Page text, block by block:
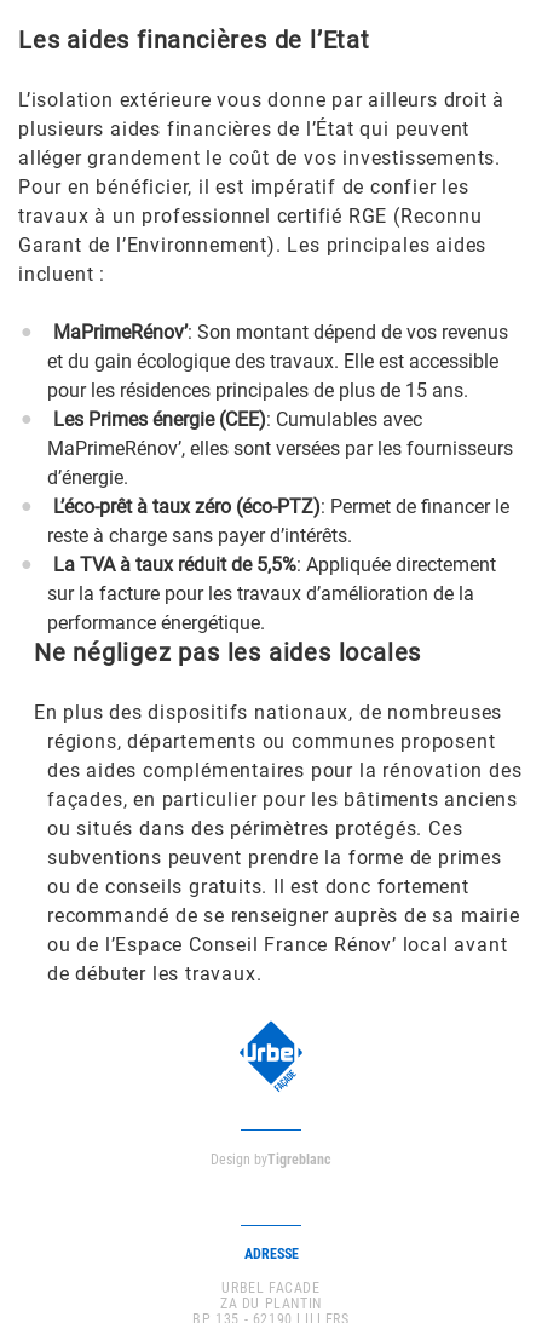
Les aides financières de l’Etat
L’isolation extérieure vous donne par ailleurs droit à
plusieurs aides financières de l’État qui peuvent
alléger grandement le coût de vos investissements.
Pour en bénéficier, il est impératif de confier les
travaux à un professionnel certifié RGE (Reconnu
Garant de l’Environnement). Les principales aides
incluent :
MaPrimeRénov’: Son montant dépend de vos revenus
et du gain écologique des travaux. Elle est accessible
pour les résidences principales de plus de 15 ans.
Les Primes énergie (CEE): Cumulables avec
MaPrimeRénov’, elles sont versées par les fournisseurs
d’énergie.
L’éco-prêt à taux zéro (éco-PTZ): Permet de financer le
reste à charge sans payer d’intérêts.
La TVA à taux réduit de 5,5%: Appliquée directement
sur la facture pour les travaux d’amélioration de la
performance énergétique.
Ne négligez pas les aides locales
En plus des dispositifs nationaux, de nombreuses
régions, départements ou communes proposent
des aides complémentaires pour la rénovation des
façades, en particulier pour les bâtiments anciens
ou situés dans des périmètres protégés. Ces
subventions peuvent prendre la forme de primes
ou de conseils gratuits. Il est donc fortement
recommandé de se renseigner auprès de sa mairie
ou de l’Espace Conseil France Rénov’ local avant
de débuter les travaux.
Design byTigreblanc
ADRESSE
URBEL FACADE
ZA DU PLANTIN
BP 135 - 62190 LILLERS